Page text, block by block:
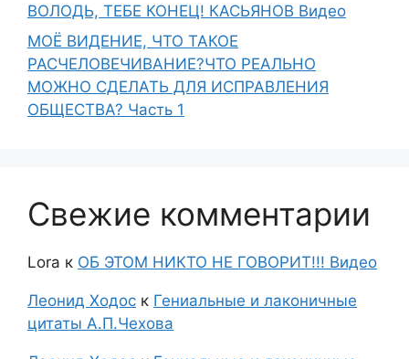
ВОЛОДЬ, ТЕБЕ КОНЕЦ! КАСЬЯНОВ Видео
МОЁ ВИДЕНИЕ, ЧТО ТАКОЕ
РАСЧЕЛОВЕЧИВАНИЕ?ЧТО РЕАЛЬНО
МОЖНО СДЕЛАТЬ ДЛЯ ИСПРАВЛЕНИЯ
ОБЩЕСТВА? Часть 1
Свежие комментарии
Lora к ОБ ЭТОМ НИКТО НЕ ГОВОРИТ!!! Видео
Леонид Ходос к Гениальные и лаконичные
цитаты А.П.Чехова